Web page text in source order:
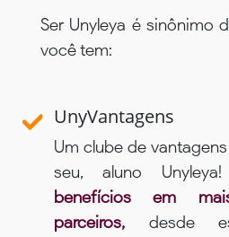
Ser Unyleya é sinônimo
você tem:
UnyVantagens
Um clube de
seu, aluno
benefícios em
parceiros, desde